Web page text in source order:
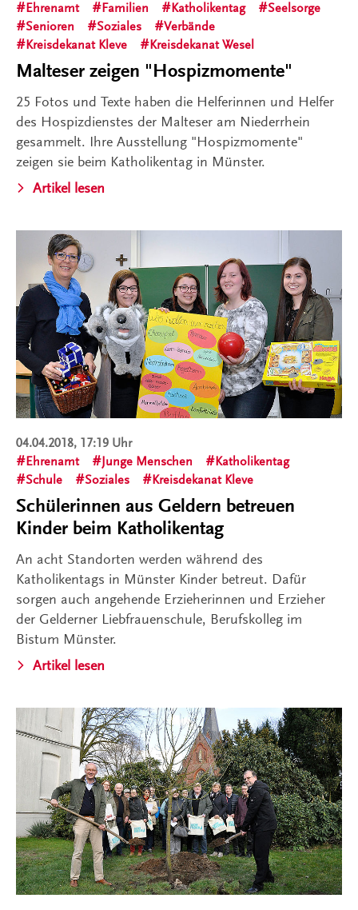
Ehrenamt
Familien Katholikentag
Seelsorge
Senioren
Soziales
Verbände
Kreisdekanat Kleve
Kreisdekanat Wesel
Malteser zeigen "Hospizmomente"
25 Fotos und Texte haben die Helferinnen und Helfer
des Hospizdienstes der Malteser am Niederrhein
gesammelt. Ihre Ausstellung "Hospizmomente"
zeigen sie beim Katholikentag in Münster.
Artikel lesen
04.04.2018, 17:19 Uhr
Ehrenamt
Junge Menschen
Katholikentag
Schule
Soziales Kreisdekanat Kleve
Schülerinnen aus Geldern betreuen
Kinder beim Katholikentag
An acht Standorten werden während des
Katholikentags in Münster Kinder betreut. Dafür
sorgen auch angehende Erzieherinnen und Erzieher
der Gelderner Liebfrauenschule, Berufskolleg im
Bistum Münster.
Artikel lesen